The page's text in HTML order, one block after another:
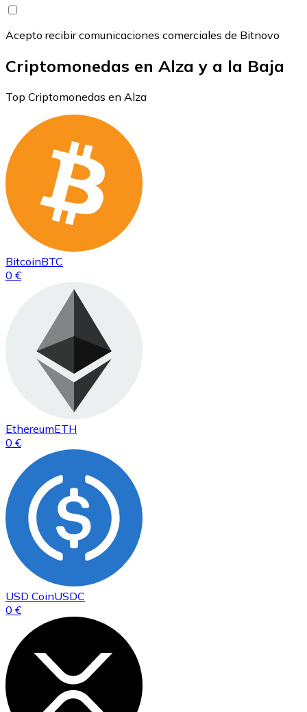
Acepto recibir comunicaciones comerciales de Bitnovo
Criptomonedas en Alza y a la Baja
Top Criptomonedas en Alza
BitcoinBTC
0 €
EthereumETH
0 €
USD CoinUSDC
0 €